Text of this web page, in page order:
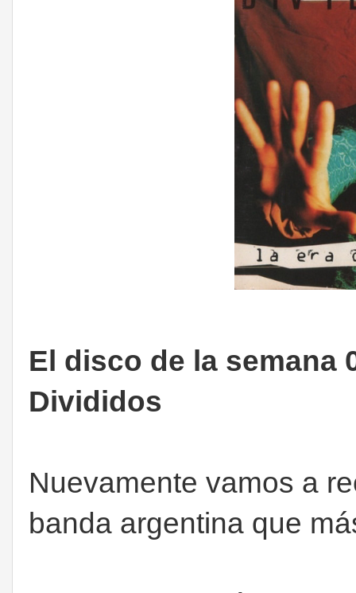
El disco de la semana
Divididos
Nuevamente vamos a
banda argentina que